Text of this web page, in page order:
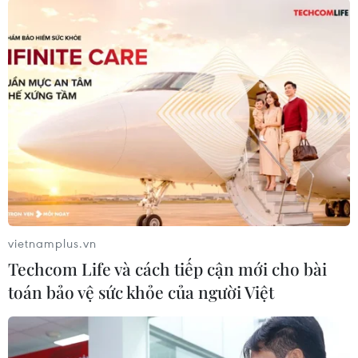
#Facebook
#Máy bay không người lái
#Quốc phòng châu Âu
#Sóng di động
#Titan Aerospace
Italy Pháp
Theo dõi VietnamPlus
vietnamplus.vn
Techcom Life và cách tiếp cận mới cho bài
toán bảo vệ sức khỏe của người Việt